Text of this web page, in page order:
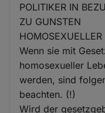
POLITIKER IN
ZU GUNSTEN
Wenn sie mit
homosexueller
werden, sind
beachten. (!)
Wird der